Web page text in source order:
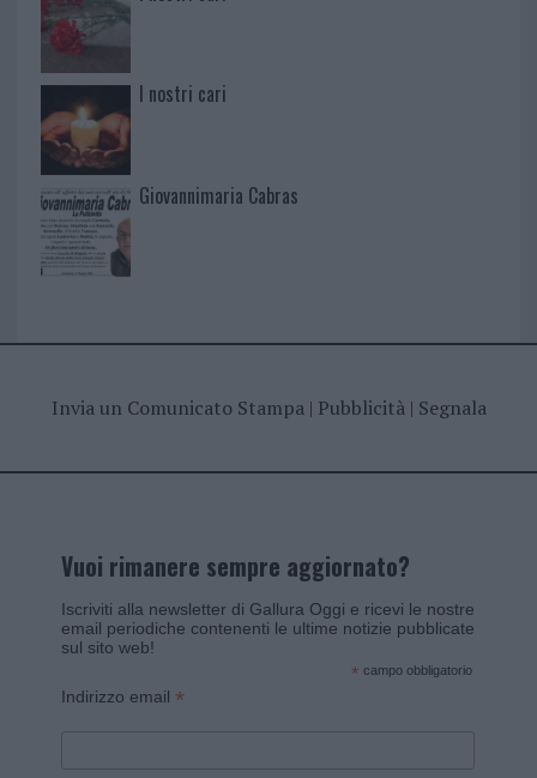
I nostri cari
Giovannimaria Cabras
Invia un Comunicato Stampa| Pubblicità| Segnala
Vuoi rimanere sempre aggiornato?
Iscriviti alla newsletter di Gallura Oggi e ricevi le nostre
email periodiche contenenti le ultime notizie pubblicate
sul sito web!
* campo obbligatorio
Indirizzo email *